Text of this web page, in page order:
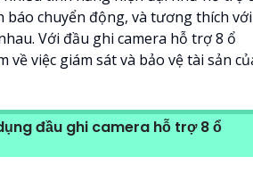
báo chuyển động, và tương thích với
Với đầu ghi camera hỗ trợ 8 ổ
về việc giám sát và bảo vệ tài sản
đầu ghi camera hỗ trợ 8 ổ